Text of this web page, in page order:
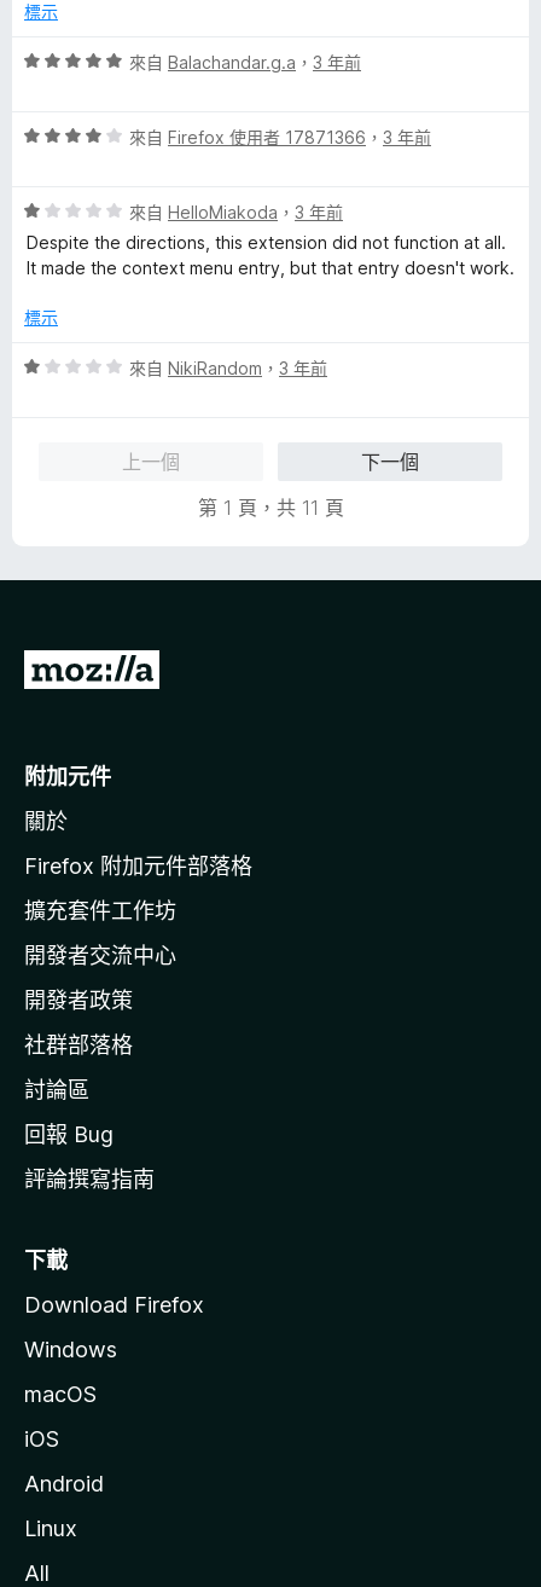
分
分
分
滿
分
標示
評
分
分
5
分
來自 Balachandar.g.a ， 3 年前
評
分
，
滿
5
來自 Firefox 使用者 17871366 ， 3 年前
評
價
1
，
分
來自 HelloMiakoda ， 3 年前
Despite the directions, this extension did not function at all.
It made the context menu entry, but that entry doesn't work.
標示
評
來自 NikiRandom ， 3 年前
上一個
下一個
第 1 頁，共 11 頁
前
o
i
l
a
官
網
附加元件
關於
Firefox 附加元件部落格
擴充套件工作坊
開發者交流中心
開發者政策
社群部落格
討論區
回報 Bug
評論撰寫指南
下載
Download Firefox
Windows
macOS
iOS
Android
Linux
All